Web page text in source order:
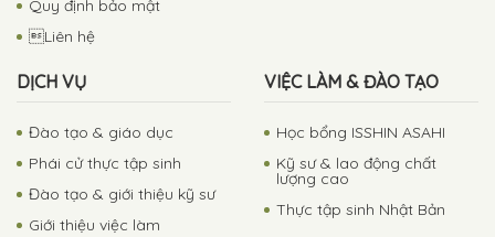
Quy định bảo mật
Liên hệ
DỊCH VỤ
Đào tạo & giáo dục
Phái cử thực tập sinh
Đào tạo & giới thiệu kỹ sư
Giới thiệu việc làm
VIỆC LÀM & ĐÀO TẠO
Học bổng ISSHIN ASAHI
Kỹ sư & lao động chất
lượng cao
Thực tập sinh Nhật Bản